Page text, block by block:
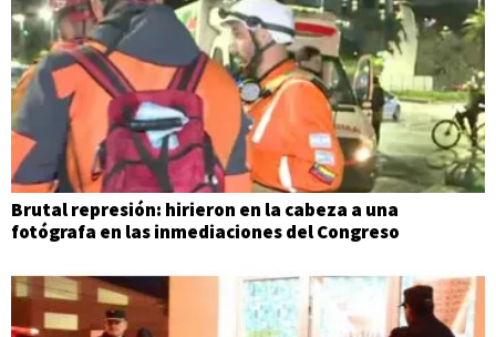
Brutal represión: hirieron en la cabeza a una
fotógrafa en las inmediaciones del Congreso